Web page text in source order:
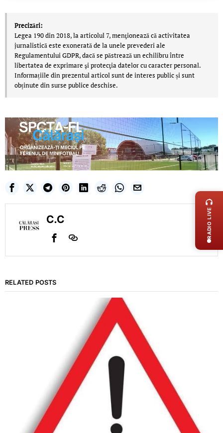
Precizări:
Legea 190 din 2018, la articolul 7, menţionează că activitatea
jurnalistică este exonerată de la unele prevederi ale
Regulamentului GDPR, dacă se păstrează un echilibru între
libertatea de exprimare şi protecţia datelor cu caracter personal.
Informațiile din prezentul articol sunt de interes public și sunt
obținute din surse publice deschise.
C.C
RELATED POSTS
RADIO LIVE